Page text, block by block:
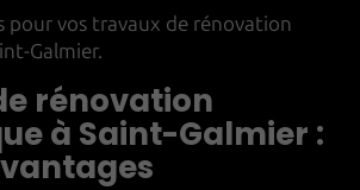
pour vos travaux de rénovation
Galmier.
rénovation
à Saint-Galmier :